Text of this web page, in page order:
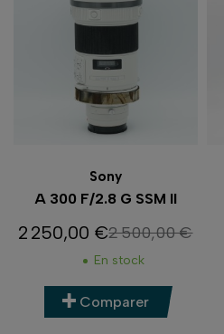
Sony
A 300 F/2.8 G SSM II
Prix
2 250,00 €Prix de base
2 500,00 €
En stock
Comparer